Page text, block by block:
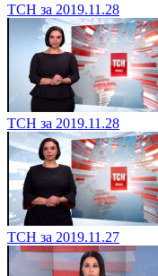
ТСН за 2019.11.28
ТСН за 2019.11.28
ТСН за 2019.11.27